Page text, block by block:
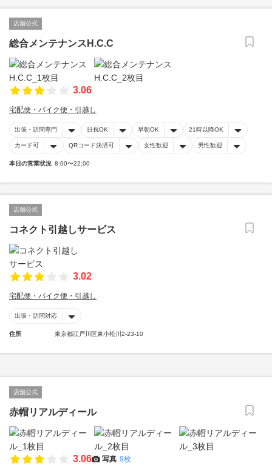
店舗公式
総合メンテナンスH.C.C
3.06
宅配便・バイク便・引越し
出張・訪問専門 日祝OK 早朝OK 21時以降OK
カード可 QRコード決済可 女性歓迎 男性歓迎
本日の営業状況 8:00〜22:00
店舗公式
コネクト引越しサービス
3.02
宅配便・バイク便・引越し
出張・訪問対応
住所 東京都江戸川区東小松川2-23-10
店舗公式
赤帽リアルディール
3.06 写真 9枚